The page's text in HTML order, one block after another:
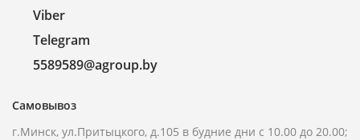
Viber
Telegram
5589589@agroup.by
Самовывоз
г.Минск, ул.Притыцкого, д.105 в будние дни с 10.00 до 20.00;